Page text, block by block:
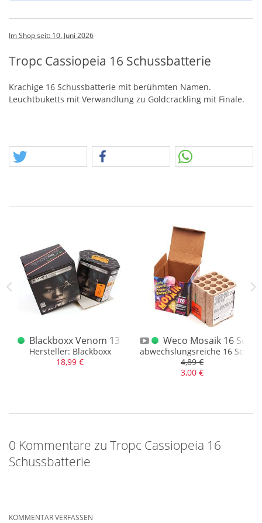
Im Shop seit: 10. Juni 2026
Tropc Cassiopeia 16 Schussbatterie
Krachige 16 Schussbatterie mit berühmten Namen.
Leuchtbuketts mit Verwandlung zu Goldcrackling mit Finale.
16 Schussbatterie
mit Double-Goldeffekt
Blackboxx Venom 13 Schussbatterie
Hersteller: Blackboxx
18,99 €
Weco Mosaik 16
abwechslungsreiche 16
4,89 €
3,00 €
0 Kommentare zu Tropc Cassiopeia 16
Schussbatterie
KOMMENTAR VERFASSEN